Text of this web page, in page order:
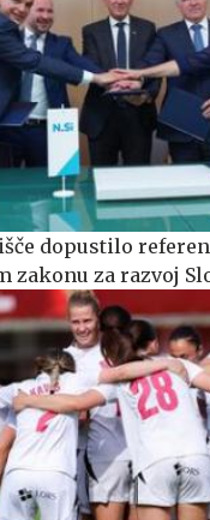
dopustilo
zakonu za razvoj